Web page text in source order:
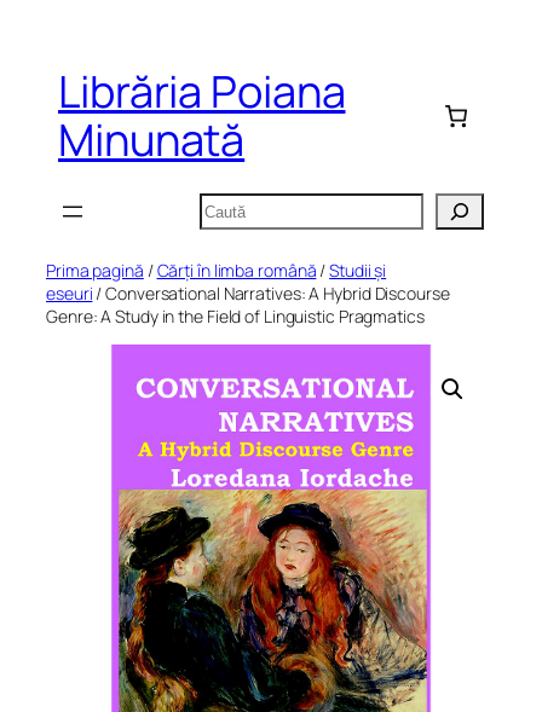
conținutLibrăria Poiana
Minunată
Caută
Prima pagină /Cărți în limba română /Studii și
eseuri / Conversational Narratives: A Hybrid Discourse
Genre: A Study in the Field of Linguistic Pragmatics